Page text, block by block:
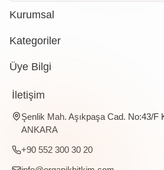
Kurumsal
Kategoriler
Üye Bilgi
İletişim
Şenlik Mah. Aşıkpaşa Cad. No:43/F
ANKARA
+90 552 300 30 20